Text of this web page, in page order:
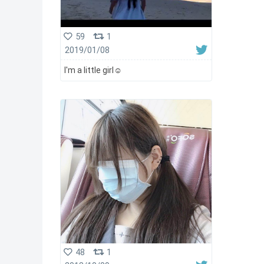
59
1
2019/01/08
I'm a little girl☺️
48
1